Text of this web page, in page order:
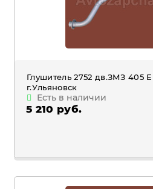
Глушитель 2752 дв.ЗМЗ 405
г.Ульяновск
Есть в наличии
5 210 руб.